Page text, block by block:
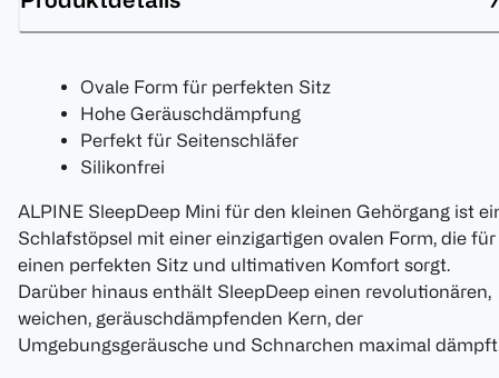
Ovale Form für perfekten Sitz
Hohe Geräuschdämpfung
Perfekt für Seitenschläfer
Silikonfrei
ALPINE SleepDeep Mini für den kleinen Gehörgang ist
Schlafstöpsel mit einer einzigartigen ovalen Form, die für
einen perfekten Sitz und ultimativen Komfort sorgt.
Darüber hinaus enthält SleepDeep einen revolutionären,
weichen, geräuschdämpfenden Kern, der
Umgebungsgeräusche und Schnarchen maximal